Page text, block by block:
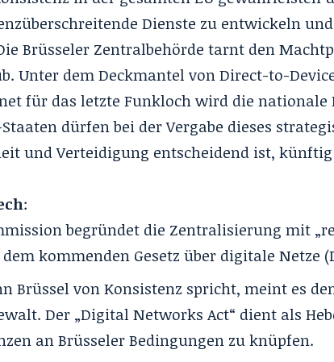
Dienste zu entwickeln
Brüsseler Zentralbehörde tarnt den
. Unter dem Deckmantel von Direct-to-
für das letzte Funkloch wird die nationale
Staaten dürfen bei der Vergabe dieses
und Verteidigung entscheidend ist,
:
begründet die Zentralisierung mit
kommenden Gesetz über digitale Netze (
Brüssel von Konsistenz spricht, meint es
. Der „Digital Networks Act“ dient als
an Brüsseler Bedingungen zu knüpfen.